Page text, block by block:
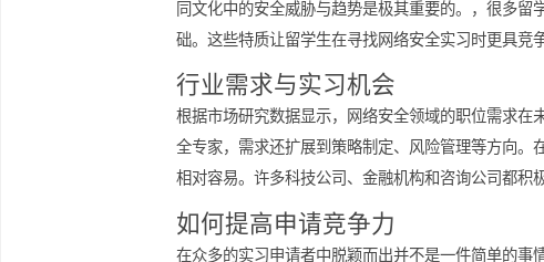
留学生通常拥有较高的学术背景和多样的文
同文化中的安全威胁与趋势是极其重要的。
础。这些特质让留学生在寻找网络安全实习时
行业需求与实习机会
根据市场研究数据显示，网络安全领域的职
全专家，需求还扩展到策略制定、风险管理
相对容易。许多科技公司、金融机构和咨询